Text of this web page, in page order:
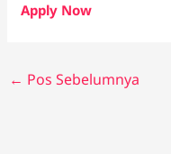
Apply Now
← Pos Sebelumnya